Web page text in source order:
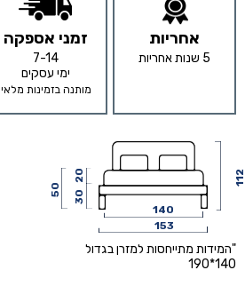
אחריות
5 שנות אחריות
זמני אספקה
7-14
ימי עסקים
מותנה בזמינות מלאי
112
140
153
30
20
50
"המידות מתייחסות למזרן בגדול
140*190